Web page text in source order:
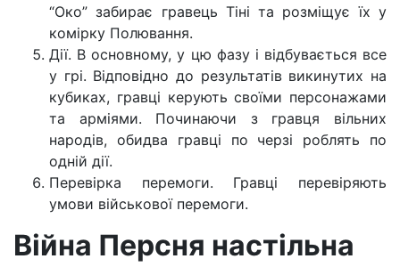
“Око” забирає гравець Тіні та розміщує їх у
комірку Полювання.
Дії. В основному, у цю фазу і відбувається все
у грі. Відповідно до результатів викинутих на
кубиках, гравці керують своїми персонажами
та арміями. Починаючи з гравця вільних
народів, обидва гравці по черзі роблять по
одній дії.
Перевірка перемоги. Гравці перевіряють
умови військової перемоги.
Війна Персня настільна